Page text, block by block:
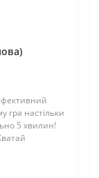
гра настільки
5 хвилин!